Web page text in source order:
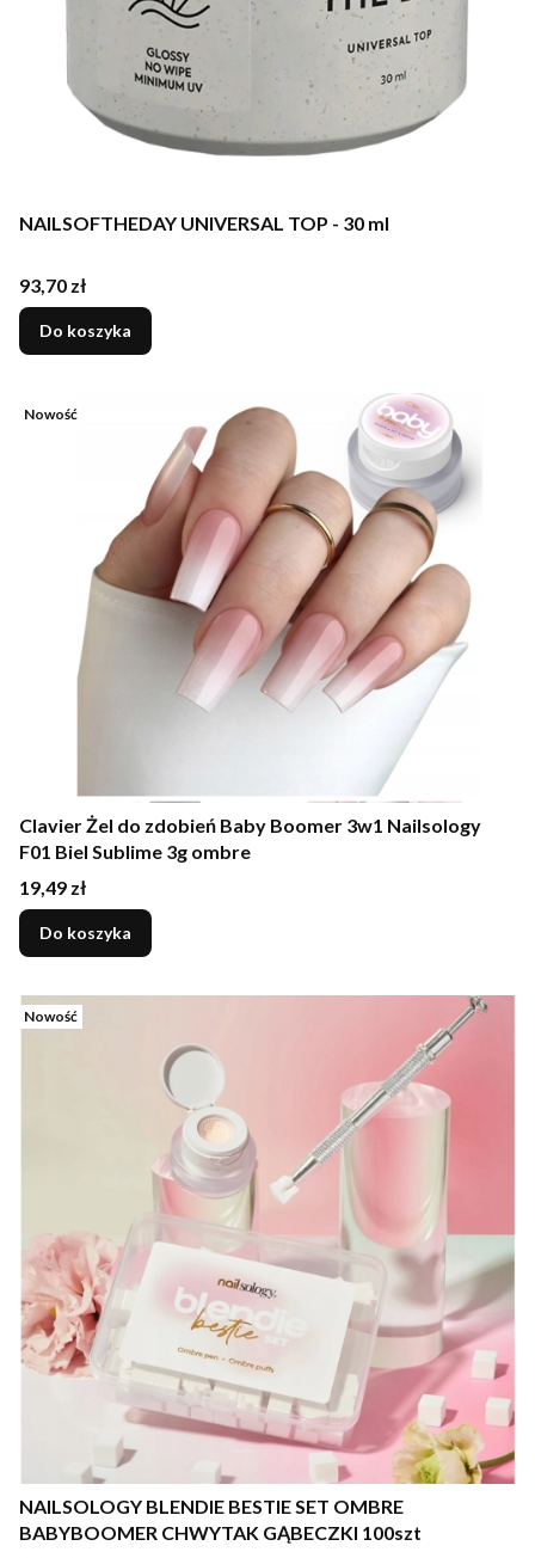
NAILSOFTHEDAY UNIVERSAL TOP - 30 ml
Cena
93,70 zł
Do koszyka
Nowość
Clavier Żel do zdobień Baby Boomer 3w1 Nailsology
F01 Biel Sublime 3g ombre
Cena
19,49 zł
Do koszyka
Nowość
NAILSOLOGY BLENDIE BESTIE SET OMBRE
BABYBOOMER CHWYTAK GĄBECZKI 100szt